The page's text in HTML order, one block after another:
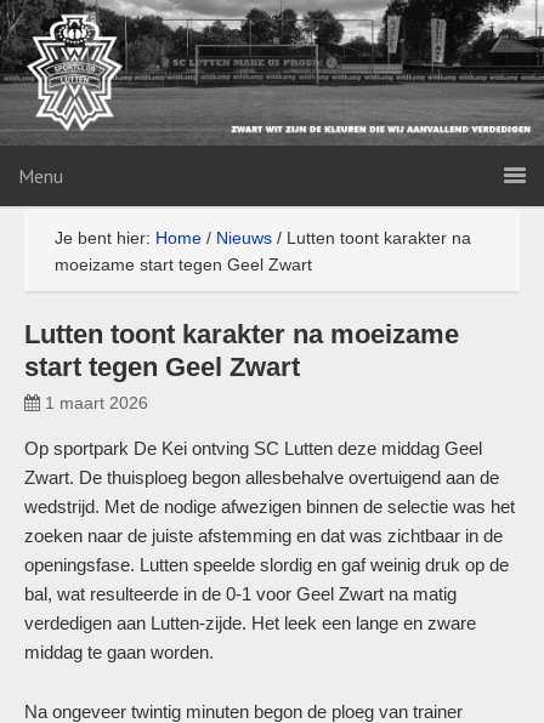
Menu
Je bent hier: Home / Nieuws / Lutten toont karakter na
moeizame start tegen Geel Zwart
Lutten toont karakter na moeizame
start tegen Geel Zwart
1 maart 2026
Op sportpark De Kei ontving SC Lutten deze middag Geel
Zwart. De thuisploeg begon allesbehalve overtuigend aan de
wedstrijd. Met de nodige afwezigen binnen de selectie was het
zoeken naar de juiste afstemming en dat was zichtbaar in de
openingsfase. Lutten speelde slordig en gaf weinig druk op de
bal, wat resulteerde in de 0-1 voor Geel Zwart na matig
verdedigen aan Lutten-zijde. Het leek een lange en zware
middag te gaan worden.
Na ongeveer twintig minuten begon de ploeg van trainer